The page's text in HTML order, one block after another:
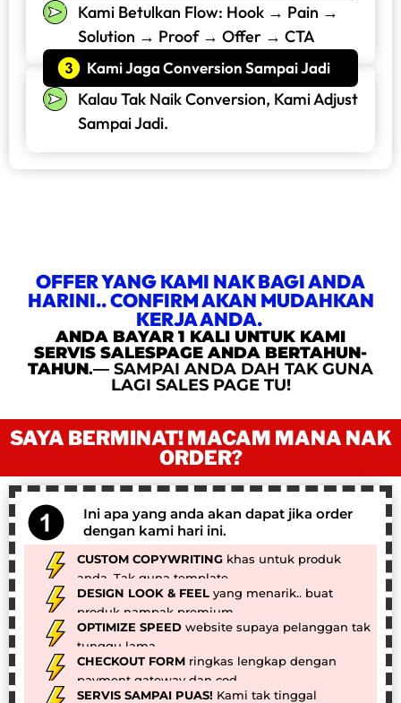
Kami Betulkan Flow: Hook → Pain →
Solution → Proof → Offer → CTA
Kami Jaga Conversion Sampai Jadi
Kalau Tak Naik Conversion, Kami Adjust
Sampai Jadi.
OFFER YANG KAMI NAK BAGI ANDA
HARINI.. CONFIRM AKAN MUDAHKAN
KERJA ANDA.
ANDA BAYAR 1 KALI UNTUK KAMI
SERVIS SALESPAGE ANDA BERTAHUN-
TAHUN.— SAMPAI ANDA DAH TAK GUNA
LAGI SALES PAGE TU!
SAYA BERMINAT! MACAM MANA NAK
ORDER?
Ini apa yang anda akan dapat jika order
dengan kami hari ini.
CUSTOM COPYWRITINGkhas untuk produk
anda. Tak guna template.
DESIGN LOOK & FEELyang menarik.. buat
produk nampak premium.
OPTIMIZE SPEEDwebsite supaya pelanggan tak
tunggu lama.
CHECKOUT FORMringkas lengkap dengan
payment gateway dan cod.
SERVIS SAMPAI PUAS! Kami tak tinggal